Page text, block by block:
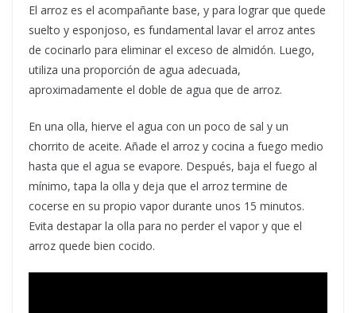
El arroz es el acompañante base, y para lograr que quede
suelto y esponjoso, es fundamental lavar el arroz antes
de cocinarlo para eliminar el exceso de almidón. Luego,
utiliza una proporción de agua adecuada,
aproximadamente el doble de agua que de arroz.
En una olla, hierve el agua con un poco de sal y un
chorrito de aceite. Añade el arroz y cocina a fuego medio
hasta que el agua se evapore. Después, baja el fuego al
mínimo, tapa la olla y deja que el arroz termine de
cocerse en su propio vapor durante unos 15 minutos.
Evita destapar la olla para no perder el vapor y que el
arroz quede bien cocido.